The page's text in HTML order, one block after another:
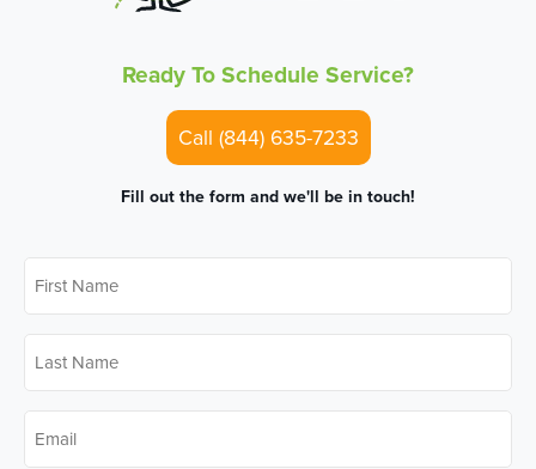
Ready To Schedule Service?
Call (844) 635-7233
Fill out the form and we'll be in touch!
Name *
Name *